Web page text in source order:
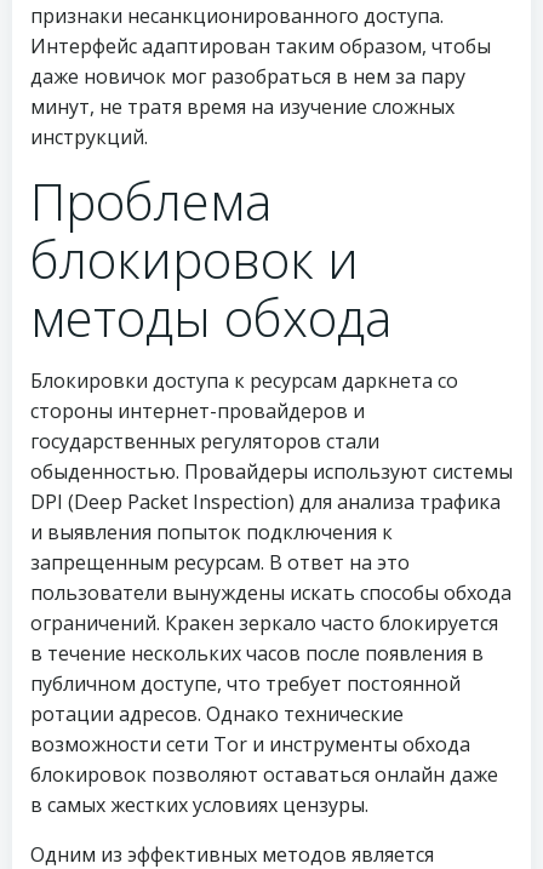
признаки несанкционированного доступа.
Интерфейс адаптирован таким образом, чтобы
даже новичок мог разобраться в нем за пару
минут, не тратя время на изучение сложных
инструкций.
Проблема
блокировок и
методы обхода
Блокировки доступа к ресурсам даркнета со
стороны интернет-провайдеров и
государственных регуляторов стали
обыденностью. Провайдеры используют системы
DPI (Deep Packet Inspection) для анализа трафика
и выявления попыток подключения к
запрещенным ресурсам. В ответ на это
пользователи вынуждены искать способы обхода
ограничений. Кракен зеркало часто блокируется
в течение нескольких часов после появления в
публичном доступе, что требует постоянной
ротации адресов. Однако технические
возможности сети Tor и инструменты обхода
блокировок позволяют оставаться онлайн даже
в самых жестких условиях цензуры.
Одним из эффективных методов является